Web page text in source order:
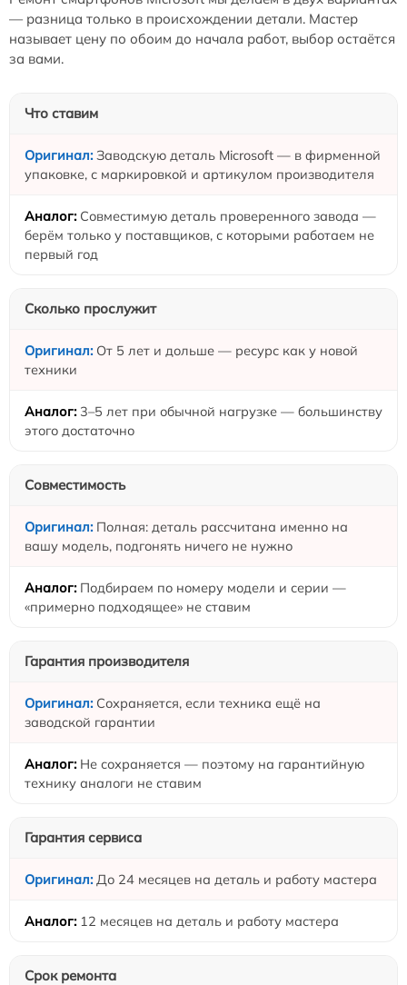
— разница только в происхождении детали. Мастер
называет цену по обоим до начала работ, выбор остаётся
за вами.
Что ставим
Заводскую деталь Microsoft — в фирменной
упаковке, с маркировкой и артикулом производителя
Совместимую деталь проверенного завода —
берём только у поставщиков, с которыми работаем не
первый год
Сколько прослужит
От 5 лет и дольше — ресурс как у новой
техники
3–5 лет при обычной нагрузке — большинству
этого достаточно
Совместимость
Полная: деталь рассчитана именно на
вашу модель, подгонять ничего не нужно
Подбираем по номеру модели и серии —
«примерно подходящее» не ставим
Гарантия производителя
Сохраняется, если техника ещё на
заводской гарантии
Не сохраняется — поэтому на гарантийную
технику аналоги не ставим
Гарантия сервиса
До 24 месяцев на деталь и работу мастера
12 месяцев на деталь и работу мастера
Срок ремонта